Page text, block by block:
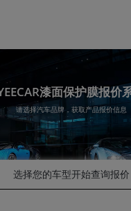
漆面保护膜报价
请选择汽车品牌，获取产品报价信息
选择您的车型开始查询报价